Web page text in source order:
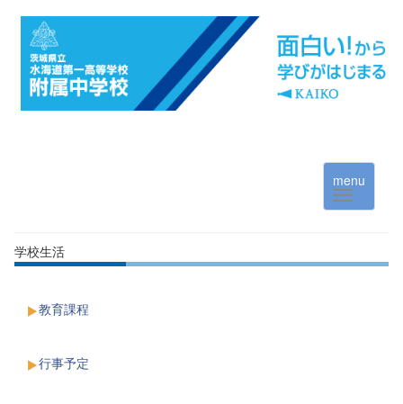
menu
学校生活
教育課程
行事予定